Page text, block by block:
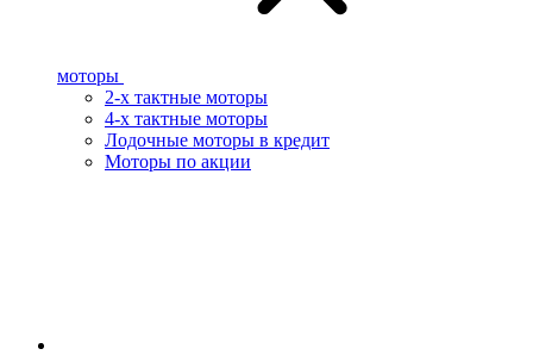
моторы
2-х тактные моторы
4-х тактные моторы
Лодочные моторы в кредит
Моторы по акции